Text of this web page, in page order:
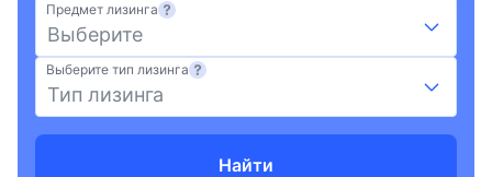
РКО
Кредиты для бизнеса
Займы для бизнеса
Предмет лизинга
Выберите
Выберите тип лизинга
Тип лизинга
Найти